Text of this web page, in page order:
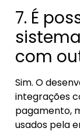
7. É
com
Sim. O
integrações
pagamento,
usados pela